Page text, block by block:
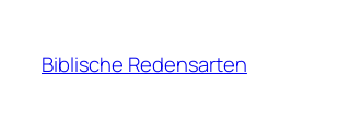
springen
Biblische Redensarten